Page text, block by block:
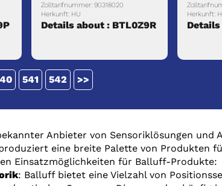
Zolltarifnummer: 90318020
Herkunft: HU
Details about : BTL0Z9R
Herkunft:
541 542 >>
Anbieter von Sensoriklösungen und
eine breite Palette von Produkten
Einsatzmöglichkeiten für Balluff-Produkte:
: Balluff bietet eine Vielzahl von